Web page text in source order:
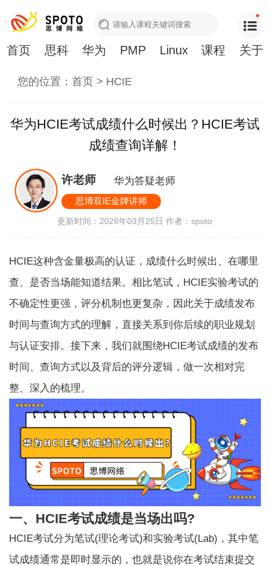
首页 思科 华为 PMP Linux 课程 关于
您的位置：首页 > HCIE
华为HCIE考试成绩什么时候出？HCIE考试
成绩查询详解！
许老师 华为答疑老师
思博双IE金牌讲师
更新时间：2026年03月25日作者：spoto
HCIE这种含金量极高的认证，成绩什么时候出、在哪里
查、是否当场能知道结果。相比笔试，HCIE实验考试的
不确定性更强，评分机制也更复杂，因此关于成绩发布
时间与查询方式的理解，直接关系到你后续的职业规划
与认证安排。接下来，我们就围绕HCIE考试成绩的发布
时间、查询方式以及背后的评分逻辑，做一次相对完
整、深入的梳理。
一、HCIE考试成绩是当场出吗?
HCIE考试分为笔试(理论考试)和实验考试(Lab)，其中笔
试成绩通常是即时显示的，也就是说你在考试结束提交